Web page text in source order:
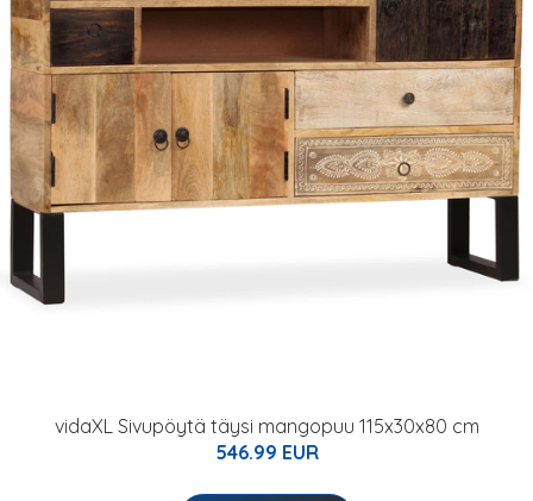
vidaXL Sivupöytä täysi mangopuu 115x30x80 cm
546.99 EUR